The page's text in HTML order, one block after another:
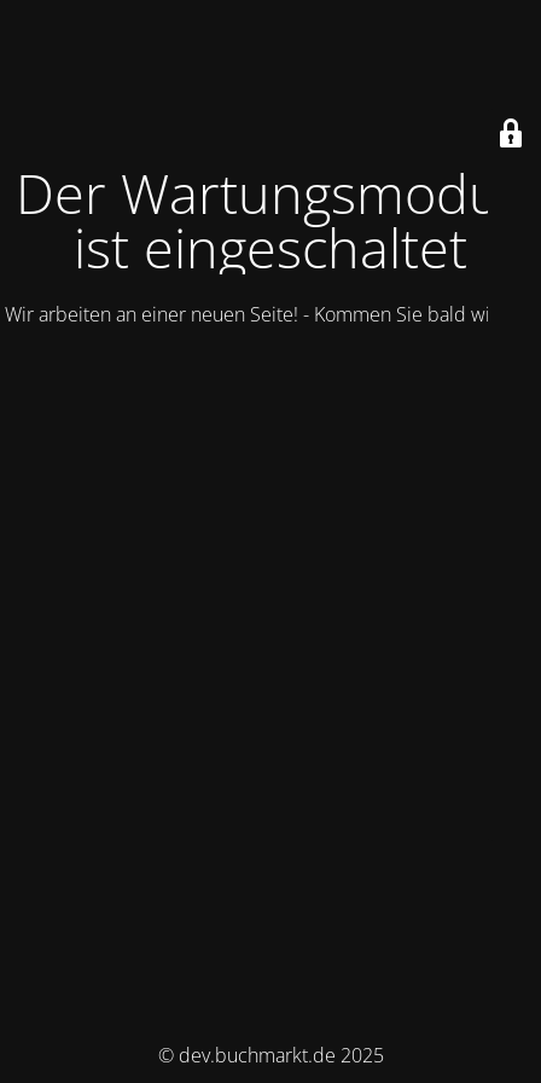
Der Wartungsmodus
ist eingeschaltet
Wir arbeiten an einer neuen Seite! - Kommen Sie bald wieder.
© dev.buchmarkt.de 2025